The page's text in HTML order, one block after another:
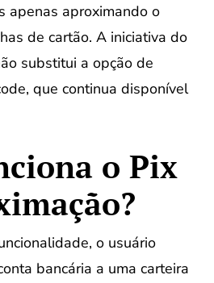
apenas aproximando o
de cartão. A iniciativa do
substitui a opção de
que continua disponível
o Pix
o usuário
bancária a uma carteira